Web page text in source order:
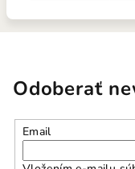
Odoberať
Email